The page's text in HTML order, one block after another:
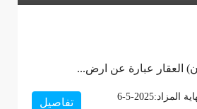
العقار عبارة عن ارض...
المزاد:6-5-2025 تفاصيل